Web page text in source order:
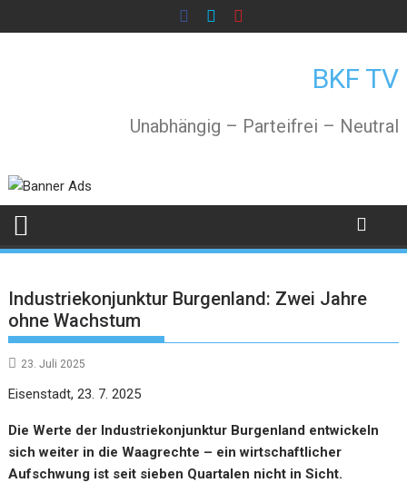
to
BKF TV
Unabhängig – Parteifrei – Neutral
Industriekonjunktur Burgenland: Zwei Jahre
ohne Wachstum
23. Juli 2025
Eisenstadt, 23. 7. 2025
Die Werte der Industriekonjunktur Burgenland entwickeln
sich weiter in die Waagrechte – ein wirtschaftlicher
Aufschwung ist seit sieben Quartalen nicht in Sicht.